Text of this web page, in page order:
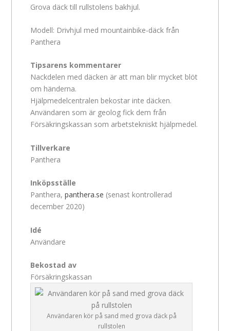
Grova däck till rullstolens bakhjul.
Modell: Drivhjul med mountainbike-däck från
Panthera
Tipsarens kommentarer
Nackdelen med däcken är att man blir mycket blöt
om händerna.
Hjälpmedelcentralen bekostar inte däcken.
Användaren som är geolog fick dem från
Försäkringskassan som arbetstekniskt hjälpmedel.
Tillverkare
Panthera
Inköpsställe
Panthera,panthera.se (senast kontrollerad
december 2020)
Idé
Användare
Bekostad av
Försäkringskassan
Användaren kör på sand med grova däck på
rullstolen